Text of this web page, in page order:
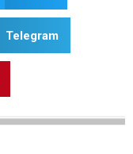
Telegram